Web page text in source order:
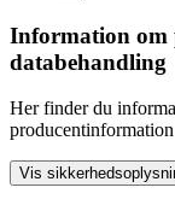
Information om
databehandling
Her finder du
producentinformation
Vis